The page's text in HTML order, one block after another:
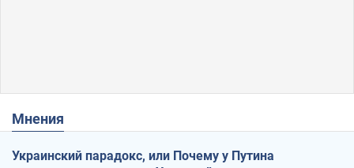
Мнения
Украинский парадокс, или Почему у Путина